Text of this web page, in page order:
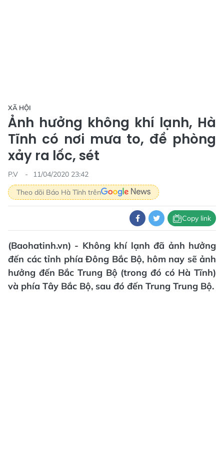
XÃ HỘI
Ảnh hưởng không khí lạnh, Hà
Tĩnh có nơi mưa to, đề phòng
xảy ra lốc, sét
P.V
11/04/2020 23:42
Theo dõi Báo Hà Tĩnh trên
Copy link
(Baohatinh.vn) - Không khí lạnh đã ảnh hưởng
đến các tỉnh phía Đông Bắc Bộ, hôm nay sẽ ảnh
hưởng đến Bắc Trung Bộ (trong đó có Hà Tĩnh)
và phía Tây Bắc Bộ, sau đó đến Trung Trung Bộ.